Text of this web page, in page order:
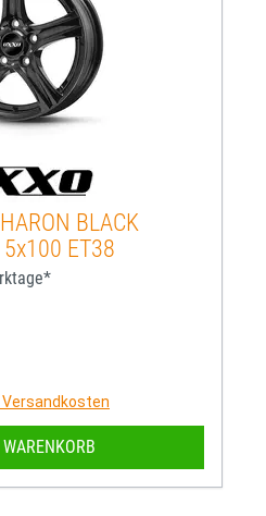
BLACK
ET38
Versandkosten
WARENKORB